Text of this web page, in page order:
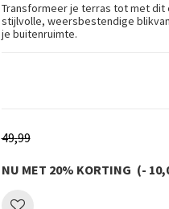
Transformeer je terras tot met
stijlvolle, weersbestendige
je buitenruimte.
49,99
NU MET 20% KORTING - 10,